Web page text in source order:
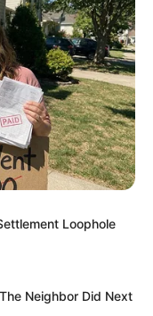
กันยายน 2565
Loophole
Neighbor Did Next